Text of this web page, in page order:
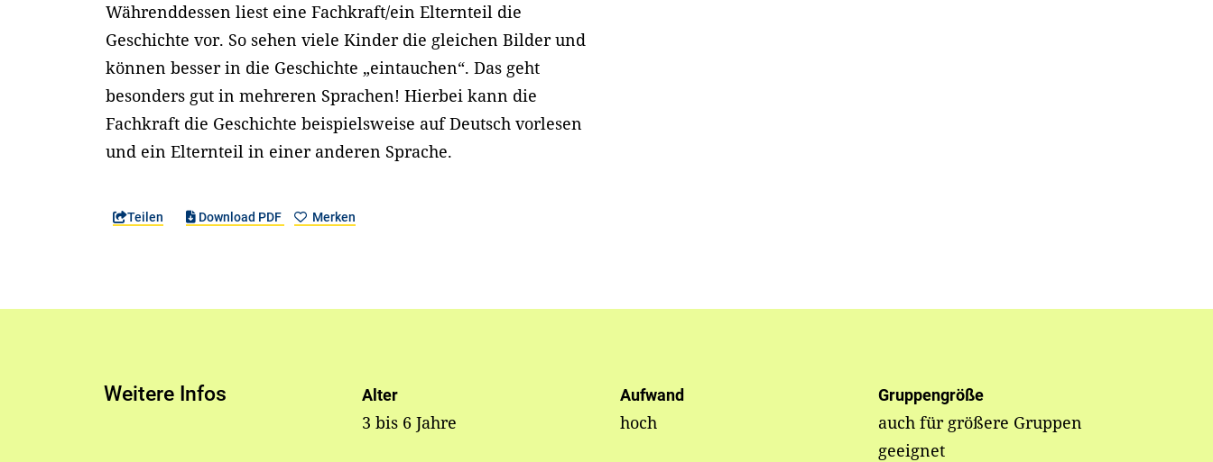
Währenddessen liest eine Fachkraft/ein Elternteil die
Geschichte vor. So sehen viele Kinder die gleichen Bilder und
können besser in die Geschichte „eintauchen“. Das geht
besonders gut in mehreren Sprachen! Hierbei kann die
Fachkraft die Geschichte beispielsweise auf Deutsch vorlesen
und ein Elternteil in einer anderen Sprache.
Teilen Download PDF Merken
Weitere Infos Alter
3 bis 6 Jahre
Aufwand
hoch
Gruppengröße
auch für größere Gruppen
geeignet